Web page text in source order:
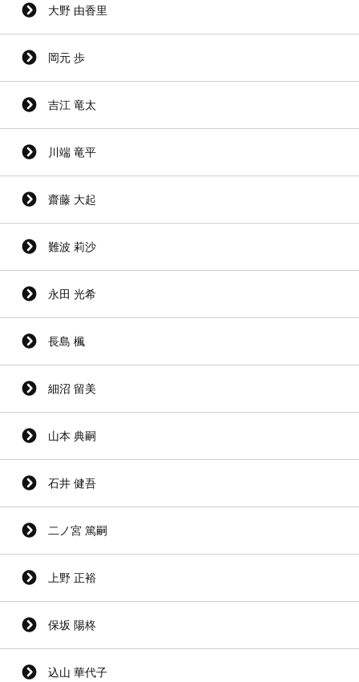
大野 由香里
岡元 歩
吉江 竜太
川端 竜平
齋藤 大起
難波 莉沙
永田 光希
長島 楓
細沼 留美
山本 典嗣
石井 健吾
二ノ宮 篤嗣
上野 正裕
保坂 陽柊
込山 華代子